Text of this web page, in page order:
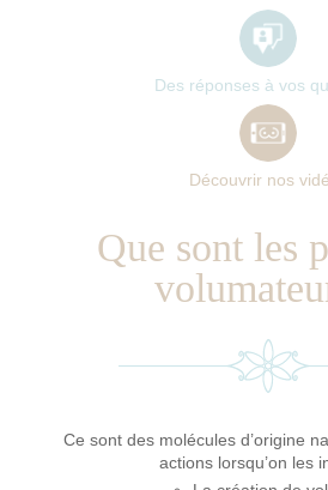
Que sont les
Ce sont des molécules d’origine
actions lorsqu’on les